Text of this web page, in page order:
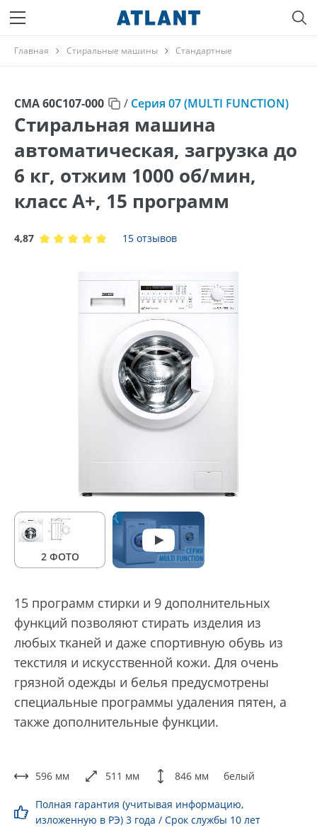
Главная Стиральные машины Стандартные
СМА 60С107-000 / Серия 07 (MULTI FUNCTION)
Стиральная машина
автоматическая, загрузка до
6 кг, отжим 1000 об/мин,
класс A+, 15 программ
4,87 15 отзывов
2 ФОТО
15 программ стирки и 9 дополнительных
функций позволяют стирать изделия из
любых тканей и даже спортивную обувь из
текстиля и искусственной кожи. Для очень
грязной одежды и белья предусмотрены
специальные программы удаления пятен, а
также дополнительные функции.
596 мм 511 мм 846 мм белый
Полная гарантия (учитывая информацию,
изложенную в РЭ) 3 года / Срок службы 10 лет